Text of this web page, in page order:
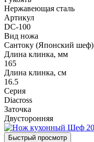
Нержавеющая сталь
Артикул
DC-100
Вид ножа
Сантоку (Японский шеф)
Длина клинка, мм
165
Длина клинка, см
16.5
Серия
Diacross
Заточка
Двусторонняя
Быстрый просмотр